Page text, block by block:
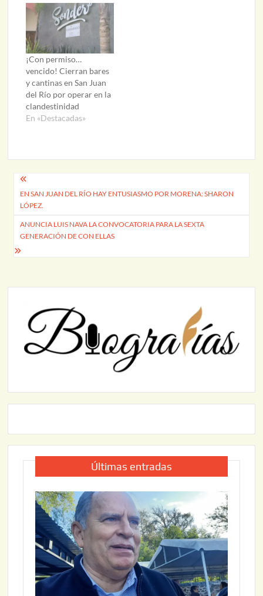
¡Con permiso…
vencido! Cierran bares
y cantinas en San Juan
del Río por operar en la
clandestinidad
En «Destacadas»
Navegación
de
entradas
EN SAN JUAN DEL RÍO HAY ENTUSIASMO POR MORENA: SHARON
LÓPEZ.
ANUNCIA LUIS NAVA LA CONVOCATORIA PARA LA SEXTA
GENERACIÓN DE CON ELLAS
Últimas entradas